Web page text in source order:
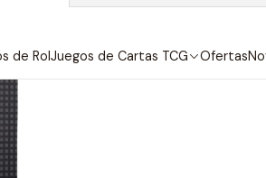
de RolJuegos de Cartas TCG Ofertas